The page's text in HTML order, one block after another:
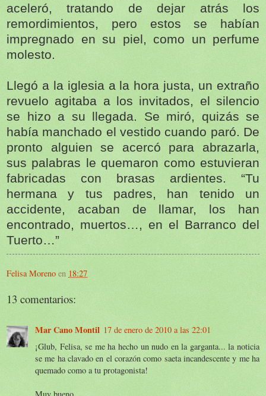
aceleró, tratando de dejar atrás los
remordimientos, pero estos se habían
impregnado en su piel, como un perfume
molesto.
Llegó a la iglesia a la hora justa, un extraño
revuelo agitaba a los invitados, el silencio
se hizo a su llegada. Se miró, quizás se
había manchado el vestido cuando paró. De
pronto alguien se acercó para abrazarla,
sus palabras le quemaron como estuvieran
fabricadas con brasas ardientes. “Tu
hermana y tus padres, han tenido un
accidente, acaban de llamar, los han
encontrado, muertos…, en el Barranco del
Tuerto…”
Felisa Moreno en 18:27
13 comentarios:
Mar Cano Montil 17 de enero de 2010 a las 22:01
¡Glub, Felisa, se me ha hecho un nudo en la garganta... la noticia
se me ha clavado en el corazón como saeta incandescente y me ha
quemado como a tu protagonista!